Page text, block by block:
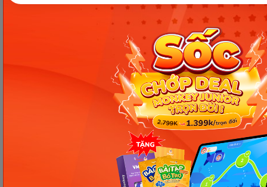
đó thật tốt trong quá trình dạy trẻ học.
Chia sẻ ngay
Thông tin trong bài viết được tổng hợp nhằm
mục đích tham khảo và có thể thay đổi mà
không cần báo trước. Quý khách vui lòng
kiểm tra lại qua các kênh chính thức hoặc liên
hệ trực tiếp với đơn vị liên quan để nắm bắt